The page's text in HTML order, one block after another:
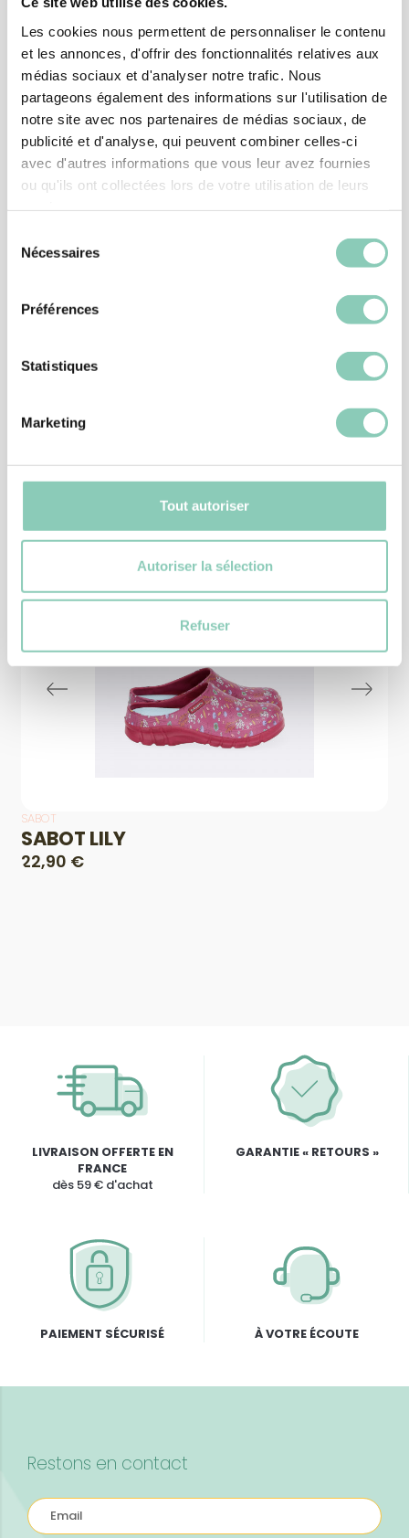
Les cookies nous permettent de personnaliser le contenu
et les annonces, d'offrir des fonctionnalités relatives aux
médias sociaux et d'analyser notre trafic. Nous
partageons également des informations sur l'utilisation de
notre site avec nos partenaires de médias sociaux, de
publicité et d'analyse, qui peuvent combiner celles-ci
avec d'autres informations que vous leur avez fournies
ou qu'ils ont collectées lors de votre utilisation de leurs
Nécessaires
Préférences
Statistiques
Marketing
Tout autoriser
Autoriser la sélection
Refuser
CHAUSSURE JARDIN
39,90 €
Produits similaires
SABOT
SABOT LILY
22,90 €
LIVRAISON OFFERTE EN
FRANCE
dès 59 € d'achat
GARANTIE « RETOURS »
PAIEMENT SÉCURISÉ À VOTRE ÉCOUTE
Restons en contact